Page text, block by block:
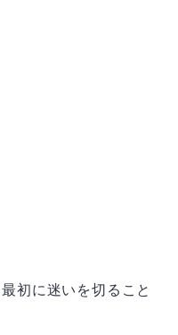
初に迷いを切ること